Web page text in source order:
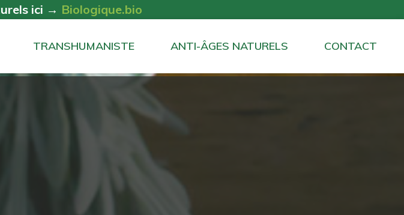
ici → Biologique.bio
TRANSHUMANISTE ANTI-ÂGES NATURELS CONTACT